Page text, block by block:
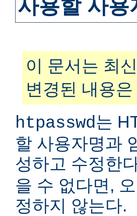
사용할 사용
이 문서는 최
변경된 내용
htpasswd는
할 사용자명과
성하고 수정한
을 수 없다면,
정하지 않는다.